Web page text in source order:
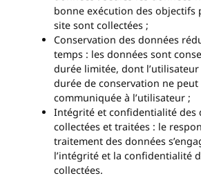
bonne exécution des objectifs
site sont collectées ;
Conservation des données
temps : les données sont
durée limitée, dont
durée de conservation ne peut
communiquée à l’utilisateur ;
Intégrité et confidentialité des
collectées et traitées : le
traitement des données
l’intégrité et la confidentialité
collectées.